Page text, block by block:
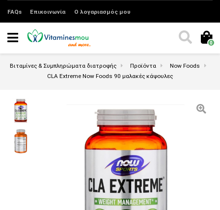
FAQs Επικοινωνία Ο λογαριασμός μου
0
Βιταμίνες & Συμπληρώματα διατροφής Προϊόντα
Now Foods
CLA Extreme Now Foods 90 μαλακές κάψουλες